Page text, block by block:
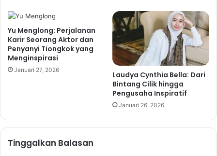
Yu Menglong: Perjalanan
Karir Seorang Aktor dan
Penyanyi Tiongkok yang
Menginspirasi
Januari 27, 2026
Laudya Cynthia Bella: Dari
Bintang Cilik hingga
Pengusaha Inspiratif
Januari 26, 2026
Tinggalkan Balasan